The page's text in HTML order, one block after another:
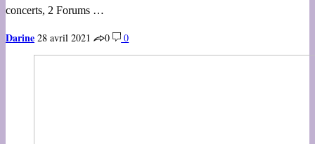
concerts, 2 Forums …
Darine 28 avril 2021 0 0